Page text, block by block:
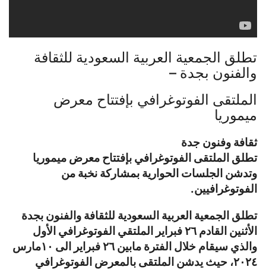
تطلق الجمعية العربية السعودية للثقافة
والفنون بجدة –
الملتقى الفوتوغرافي بإفتتاح معرض
ميموريا
ثقافة وفنون جدة
تطلق الملتقى الفوتوغرافي بإفتتاح معرض ميموريا
وتدشن الجلسات الحوارية بمشاركة نخبة من
الفوتوغرافيين.
تطلق الجمعية العربية السعودية للثقافة والفنون بجدة
الأثنين القادم ٢٦ فبراير الملتقي الفوتوغرافي الأول
والذي سيقام خلال الفترة مابين ٢٦ فبراير الى ١٠مارس
٢٠٢٤، حيث يدشن الملتقى بالمعرض الفوتوغرافي